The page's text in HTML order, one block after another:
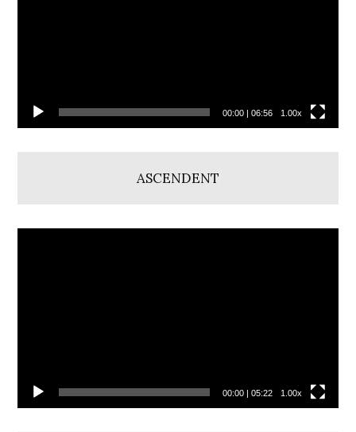
00:00| 06:56 1.00x
ASCENDENT
00:00| 05:22 1.00x